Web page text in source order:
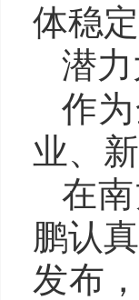
体稳定
潜
作
业、
在
鹏认
发布